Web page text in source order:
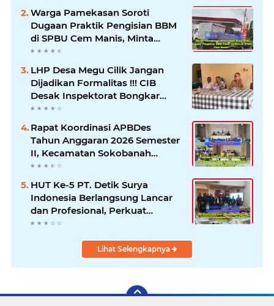
Warga Pamekasan Soroti
Dugaan Praktik Pengisian BBM
di SPBU Cem Manis, Minta
Klarifikasi dan Pengawasan
LHP Desa Megu Cilik Jangan
Dijadikan Formalitas !!! CIB
Desak Inspektorat Bongkar
Seluruh Fakta dan Hentikan
Dugaan Permainan Oknum
Rapat Koordinasi APBDes
Tahun Anggaran 2026 Semester
II, Kecamatan Sokobanah
Libatkan 12 Desa
HUT Ke-5 PT. Detik Surya
Indonesia Berlangsung Lancar
dan Profesional, Perkuat
Kompetensi Wartawan
Lihat Selengkapnya